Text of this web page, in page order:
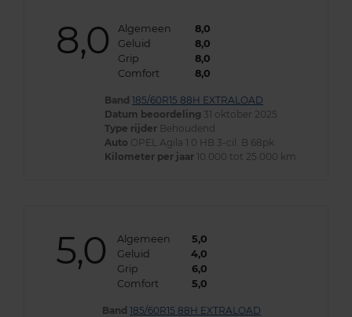
8,0 Algemeen
8,0
Geluid
8,0
Grip
8,0
Comfort
8,0
Band 185/60R15 88H EXTRALOAD
Datum beoordeling 31 oktober 2025
Type rijder Behoudend
Auto OPEL Agila 1.0 HB 3-cil. B 68pk
Kilometer per jaar 10.000 tot 25.000 km
5,0 Algemeen
5,0
Geluid
4,0
Grip
6,0
Comfort
5,0
Band 185/60R15 88H EXTRALOAD